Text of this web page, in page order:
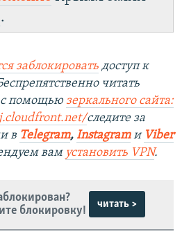
.
заблокировать доступ к
читать
помощью зеркального сайта:
следите за
в Telegram, Instagram и Viber
вам установить VPN.
блокировку!
читать >